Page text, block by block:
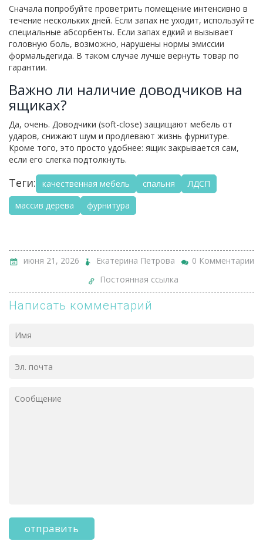
Сначала попробуйте проветрить помещение интенсивно в
течение нескольких дней. Если запах не уходит, используйте
специальные абсорбенты. Если запах едкий и вызывает
головную боль, возможно, нарушены нормы эмиссии
формальдегида. В таком случае лучше вернуть товар по
гарантии.
Важно ли наличие доводчиков на
ящиках?
Да, очень. Доводчики (soft-close) защищают мебель от
ударов, снижают шум и продлевают жизнь фурнитуре.
Кроме того, это просто удобнее: ящик закрывается сам,
если его слегка подтолкнуть.
Теги: качественная мебель спальня
ЛДСП
массив дерева
фурнитура
июня 21, 2026 Екатерина Петрова
0 Комментарии
Постоянная ссылка
Написать комментарий